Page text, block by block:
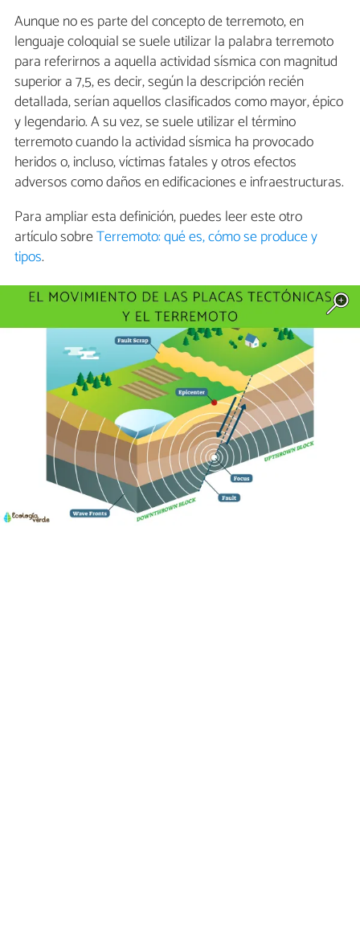
Aunque no es parte del concepto de terremoto, en
lenguaje coloquial se suele utilizar la palabra terremoto
para referirnos a aquella actividad sísmica con magnitud
superior a 7,5, es decir, según la descripción recién
detallada, serían aquellos clasificados como mayor, épico
y legendario. A su vez, se suele utilizar el término
terremoto cuando la actividad sísmica ha provocado
heridos o, incluso, víctimas fatales y otros efectos
adversos como daños en edificaciones e infraestructuras.
Para ampliar esta definición, puedes leer este otro
artículo sobreTerremoto: qué es, cómo se produce y
tipos.